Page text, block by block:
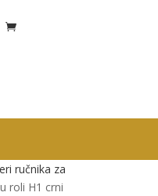
ručnika za
roli H1 crni